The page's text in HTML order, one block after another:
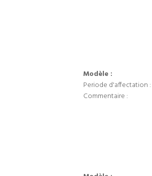
Modèle :
Periode d'affectation :
Commentaire :